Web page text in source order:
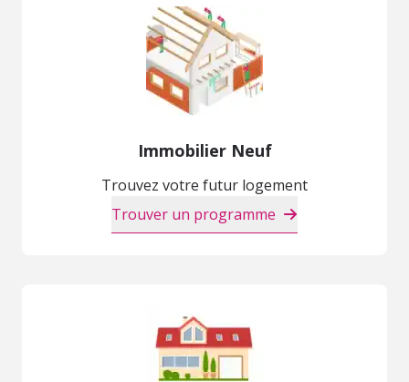
Immobilier Neuf
Trouvez votre futur logement
Trouver un programme